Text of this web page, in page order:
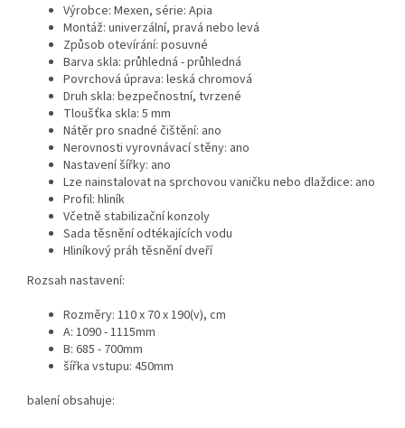
Výrobce: Mexen, série: Apia
Montáž: univerzální, pravá nebo levá
Způsob otevírání: posuvné
Barva skla: průhledná - průhledná
Povrchová úprava: leská chromová
Druh skla: bezpečnostní, tvrzené
Tloušťka skla: 5 mm
Nátěr pro snadné čištění: ano
Nerovnosti vyrovnávací stěny: ano
Nastavení šířky: ano
Lze nainstalovat na sprchovou vaničku nebo dlaždice: ano
Profil: hliník
Včetně stabilizační konzoly
Sada těsnění odtékajících vodu
Hliníkový práh těsnění dveří
Rozsah nastavení:
Rozměry: 110 x 70 x 190(v), cm
A: 1090 - 1115mm
B: 685 - 700mm
šířka vstupu: 450mm
balení obsahuje: